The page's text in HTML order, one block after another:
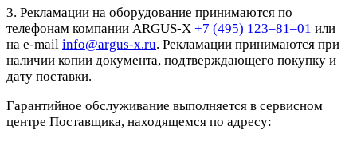
3. Рекламации на оборудование принимаются по
телефонам компании ARGUS-X +7 (495) 123–81–01 или
на e-mail info@argus-x.ru. Рекламации принимаются при
наличии копии документа, подтверждающего покупку и
дату поставки.
Гарантийное обслуживание выполняется в сервисном
центре Поставщика, находящемся по адресу: